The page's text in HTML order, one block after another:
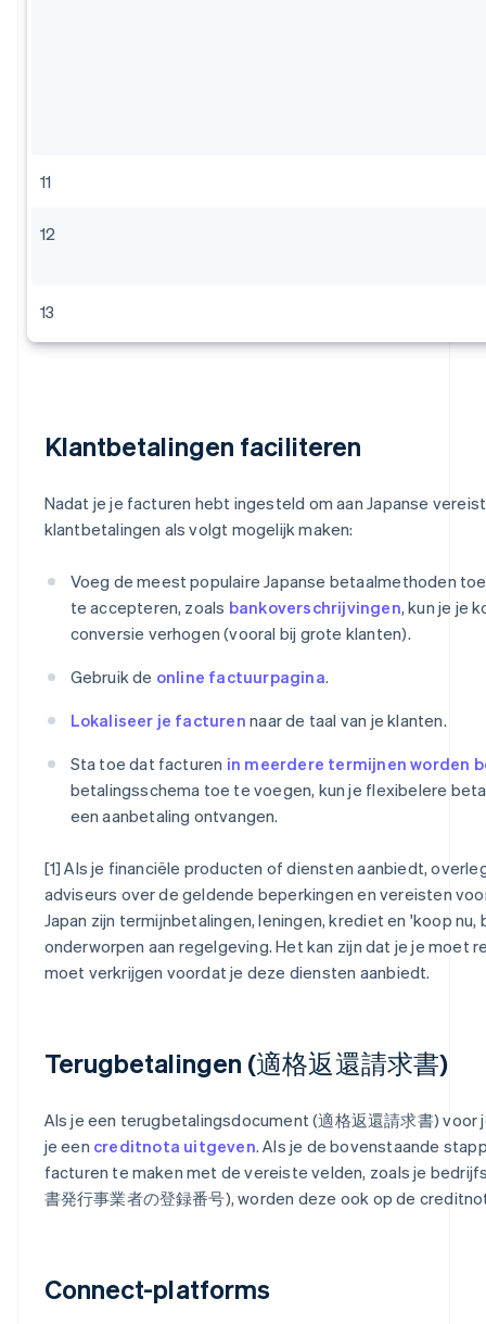
11
12
13
Klantbetalingen faciliteren
Nadat je je facturen hebt ingesteld om aan Japanse
klantbetalingen als volgt mogelijk maken:
Voeg de meest populaire Japanse betaalmethoden
te accepteren, zoals bankoverschrijvingen, kun je je
conversie verhogen (vooral bij grote klanten).
Gebruik de online factuurpagina.
Lokaliseer je facturen naar de taal van je klanten.
Sta toe dat facturen in meerdere termijnen worden
betalingsschema toe te voegen, kun je flexibelere
een aanbetaling ontvangen.
[1] Als je financiële producten of diensten aanbiedt,
adviseurs over de geldende beperkingen en vereisten
Japan zijn termijnbetalingen, leningen, krediet en 'koop
onderworpen aan regelgeving. Het kan zijn dat je je moet
moet verkrijgen voordat je deze diensten aanbiedt.
Terugbetalingen (適格返還請求書)
Als je een terugbetalingsdocument (適格返還請求書) voor
je een creditnota uitgeven. Als je de bovenstaande
facturen te maken met de vereiste velden, zoals je
書発行事業者の登録番号), worden deze ook op de
Connect-platforms